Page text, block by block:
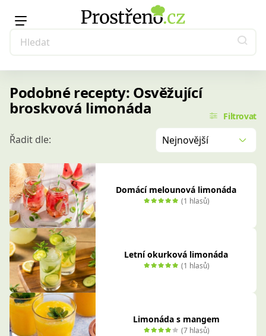
Podobné recepty: Osvěžující
broskvová limonáda Filtrovat
Řadit dle: Nejnovější
Domácí melounová limonáda
(1 hlasů)
Letní okurková limonáda
(1 hlasů)
Limonáda s mangem
(7 hlasů)